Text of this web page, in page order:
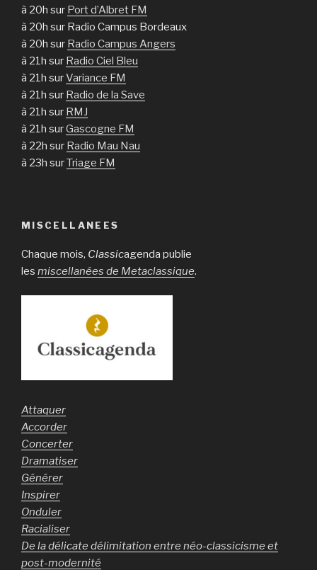
à 20h sur Port d’Albret FM
à 20h sur Radio Campus Bordeaux
à 20h sur Radio Campus Angers
à 21h sur Radio Ciel Bleu
à 21h surVariance FM
à 21h sur Radio de la Save
à 21h sur RMJ
à 21h surGascogne FM
à 22h sur Radio Mau Nau
à 23h surTriage FM
MISCELLANEES
Chaque mois, Classicagenda publie
les miscellanées de Metaclassique.
Attaquer
Accorder
Concerter
Dramatiser
Générer
Inspirer
Onduler
Racialiser
De la délicate délimitation entre néo-classicisme et
post-modernité